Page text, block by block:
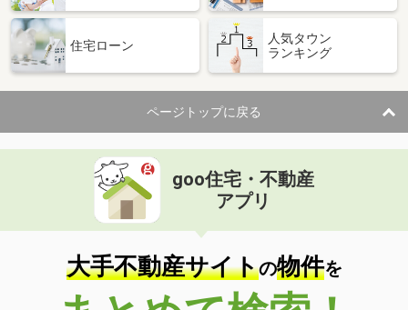
住宅ローン
人気タウン
ランキング
ページトップに戻る
goo住宅・不動産
アプリ
大手不動産サイトの物件を